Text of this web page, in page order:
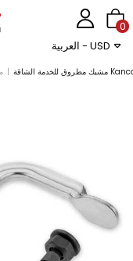
العربية - USD
0